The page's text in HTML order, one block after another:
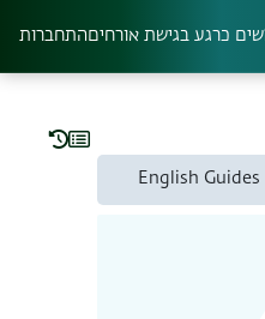
כרגע בגישת אורחיםהתחברות
English Guides